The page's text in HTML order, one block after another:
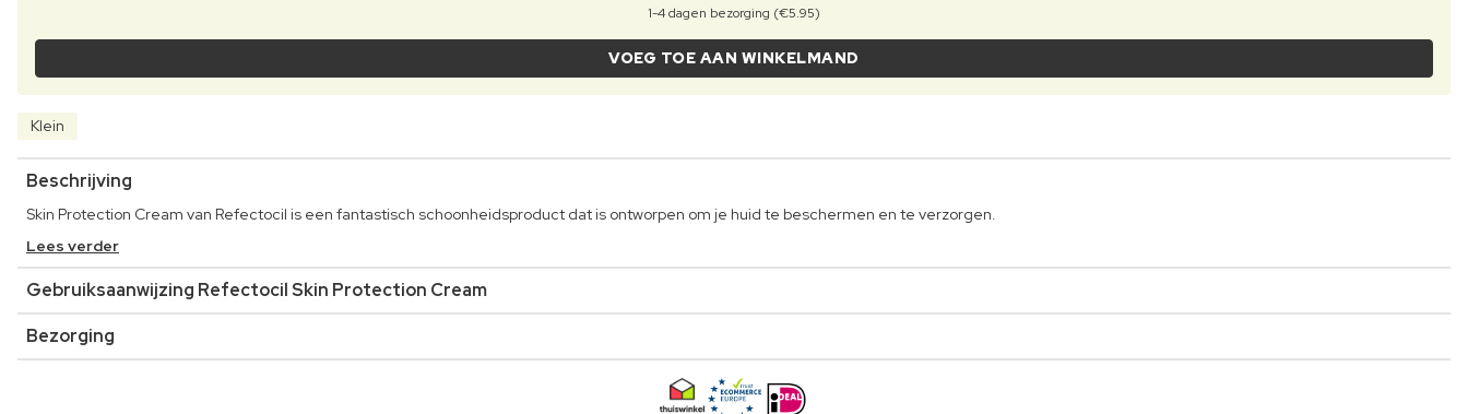
1-4 dagen bezorging (€5.95)
VOEG TOE AAN WINKELMAND
Klein
Beschrijving
Skin Protection Cream van Refectocil is een fantastisch schoonheidsproduct dat is ontworpen om je huid te beschermen en te verzorgen.
Lees verder
Gebruiksaanwijzing Refectocil Skin Protection Cream
Bezorging